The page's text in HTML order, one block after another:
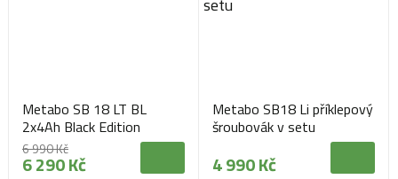
Metabo SB 18 LT BL
2x4Ah Black Edition
6 990 Kč
6 290 Kč
Metabo SB18 Li příklepový
šroubovák v setu
4 990 Kč